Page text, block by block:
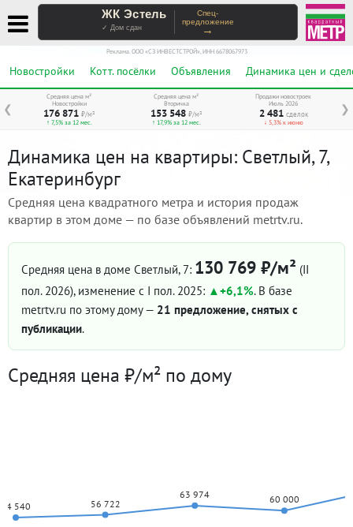
ЖК Эстель
✓ Дом сдан
Спец-
предложение
→
Реклама. ООО «СЗ ИНВЕСТСТРОЙ», ИНН 6678067973
Новостройки Котт. посёлки Объявления Динамика цен и
❮ ❯
Средняя цена м²
Новостройки
176 871 ₽/м²
↑ 7,5% за 12 мес.
Средняя цена м²
Вторичка
153 548 ₽/м²
↑ 17,9% за 12 мес.
Продажи новостроек
Июль 2026
2 481 сделок
↓ 5,3% к июню
Динамика цен на квартиры: Светлый, 7,
Екатеринбург
Средняя цена квадратного метра и история продаж
квартир в этом доме — по базе объявлений metrtv.ru.
Средняя цена в доме Светлый, 7: 130 769 ₽/м² (II
пол. 2026), изменение с I пол. 2025: +6,1%. В базе
metrtv.ru по этому дому — 21 предложение, снятых с
публикации.
Средняя цена ₽/м² по дому
54 540 56 722
63 974 60 000